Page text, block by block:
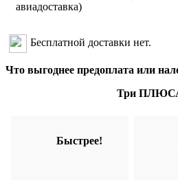
авиадоставка)
Бесплатной доставки нет.
Что выгоднее предоплата или
Три ПЛЮСА
Быстрее!